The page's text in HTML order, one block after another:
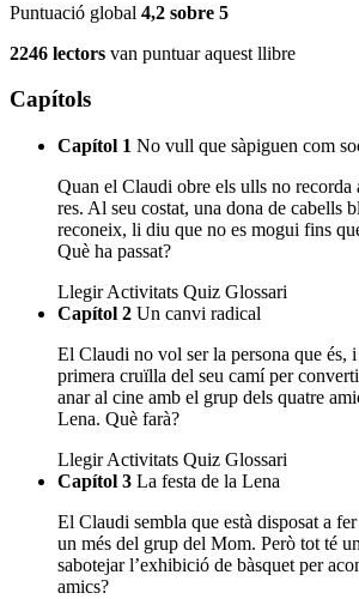
Puntuació global 4,2 sobre 5
2246 lectors van puntuar aquest llibre
Capítols
Capítol 1 No vull que sàpiguen com
Quan el Claudi obre els ulls no recorda
res. Al seu costat, una dona de cabells
reconeix, li diu que no es mogui fins
Què ha passat?
Llegir Activitats Quiz Glossari
Capítol 2 Un canvi radical
El Claudi no vol ser la persona que és,
primera cruïlla del seu camí per
anar al cine amb el grup dels quatre
Lena. Què farà?
Llegir Activitats Quiz Glossari
Capítol 3 La festa de la Lena
El Claudi sembla que està disposat a
un més del grup del Mom. Però tot té
sabotejar l’exhibició de bàsquet per
amics?